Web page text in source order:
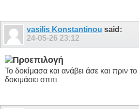
vasilis Konstantinou said:
24-05-26 23:12
Το δοκίμασα και ανάβει άσε και πριν
δοκιμάσει σπιτι